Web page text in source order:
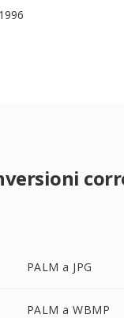
PALM a JPG
PALM a WBMP